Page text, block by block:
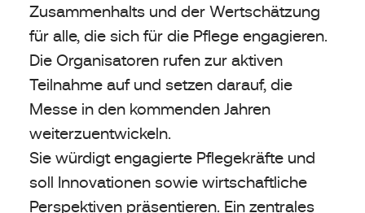
Zusammenhalts und der Wertschätzung
für alle, die sich für die Pflege engagieren.
Die Organisatoren rufen zur aktiven
Teilnahme auf und setzen darauf, die
Messe in den kommenden Jahren
weiterzuentwickeln.
Sie würdigt engagierte Pflegekräfte und
soll Innovationen sowie wirtschaftliche
Perspektiven präsentieren. Ein zentrales